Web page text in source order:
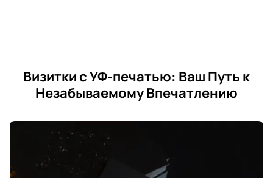
Визитки с УФ-печатью: Ваш Путь к
Незабываемому Впечатлению